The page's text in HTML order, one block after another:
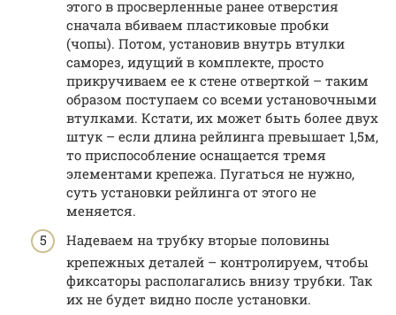
этого в просверленные ранее отверстия
сначала вбиваем пластиковые пробки
(чопы). Потом, установив внутрь втулки
саморез, идущий в комплекте, просто
прикручиваем ее к стене отверткой – таким
образом поступаем со всеми установочными
втулками. Кстати, их может быть более двух
штук – если длина рейлинга превышает 1,5м,
то приспособление оснащается тремя
элементами крепежа. Пугаться не нужно,
суть установки рейлинга от этого не
меняется.
Надеваем на трубку вторые половины
крепежных деталей – контролируем, чтобы
фиксаторы располагались внизу трубки. Так
их не будет видно после установки.